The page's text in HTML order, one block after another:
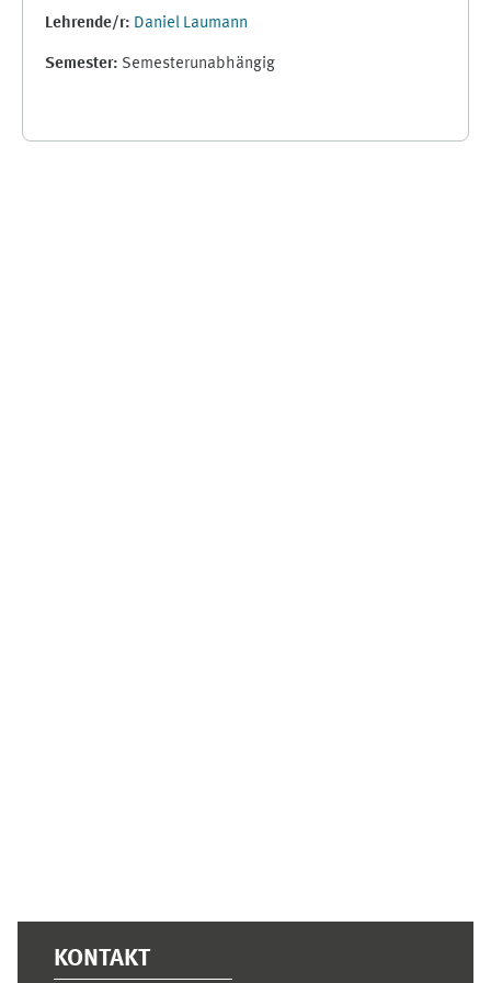
Lehrende/r: Daniel Laumann
Semester: Semesterunabhängig
KONTAKT